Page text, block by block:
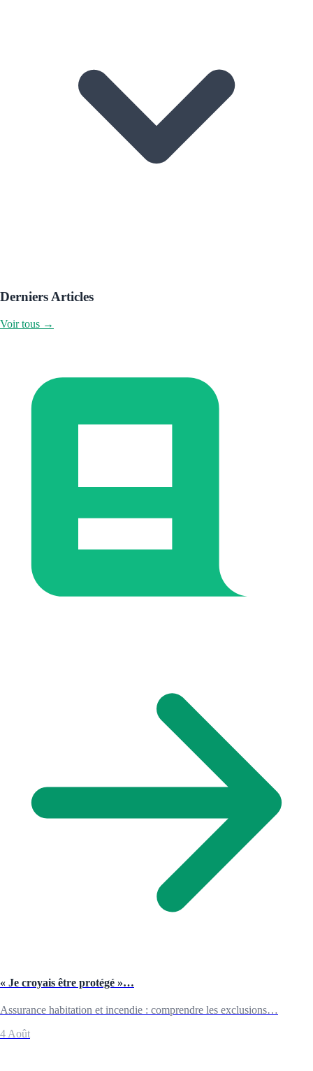
Derniers Articles
Voir tous →
« Je croyais être protégé »…
Assurance habitation et incendie : comprendre les exclusions…
4 Août